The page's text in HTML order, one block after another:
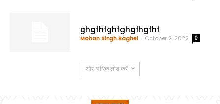
ghgfhfghfghgfhgfhf
Mohan Singh Baghel - October 2, 2022 0
और अधिक लोड करें